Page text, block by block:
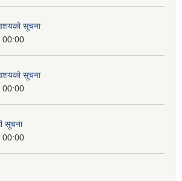
सूचना
00:00
सूचना
00:00
सूचना
00:00